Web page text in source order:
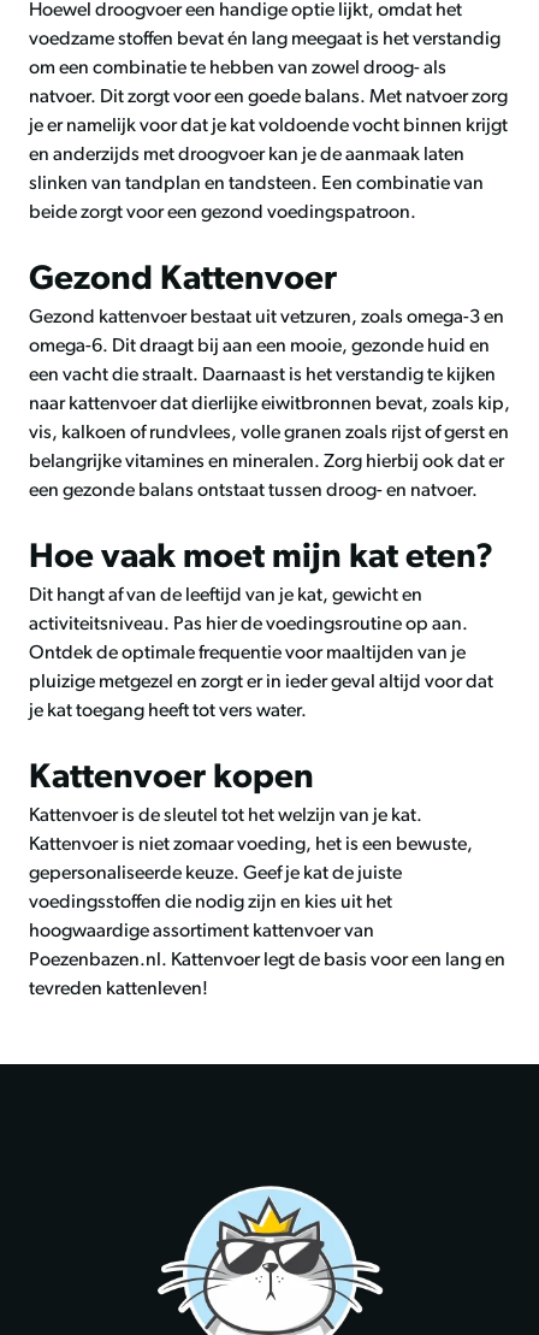
Hoewel droogvoer een handige optie lijkt, omdat het
voedzame stoffen bevat én lang meegaat is het verstandig
om een combinatie te hebben van zowel droog- als
natvoer. Dit zorgt voor een goede balans. Met natvoer zorg
je er namelijk voor dat je kat voldoende vocht binnen krijgt
en anderzijds met droogvoer kan je de aanmaak laten
slinken van tandplan en tandsteen. Een combinatie van
beide zorgt voor een gezond voedingspatroon.
Gezond Kattenvoer
Gezond kattenvoer bestaat uit vetzuren, zoals omega-3 en
omega-6. Dit draagt bij aan een mooie, gezonde huid en
een vacht die straalt. Daarnaast is het verstandig te kijken
naar kattenvoer dat dierlijke eiwitbronnen bevat, zoals kip,
vis, kalkoen of rundvlees, volle granen zoals rijst of gerst en
belangrijke vitamines en mineralen. Zorg hierbij ook dat er
een gezonde balans ontstaat tussen droog- en natvoer.
Hoe vaak moet mijn kat eten?
Dit hangt af van de leeftijd van je kat, gewicht en
activiteitsniveau. Pas hier de voedingsroutine op aan.
Ontdek de optimale frequentie voor maaltijden van je
pluizige metgezel en zorgt er in ieder geval altijd voor dat
je kat toegang heeft tot vers water.
Kattenvoer kopen
Kattenvoer is de sleutel tot het welzijn van je kat.
Kattenvoer is niet zomaar voeding, het is een bewuste,
gepersonaliseerde keuze. Geef je kat de juiste
voedingsstoffen die nodig zijn en kies uit het
hoogwaardige assortiment kattenvoer van
Poezenbazen.nl. Kattenvoer legt de basis voor een lang en
tevreden kattenleven!